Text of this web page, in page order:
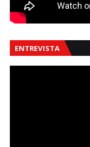
ENTREVISTA